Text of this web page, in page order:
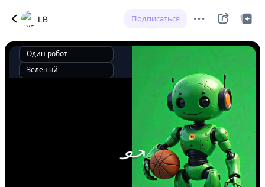
LB Подписаться
Один робот
Зелёный